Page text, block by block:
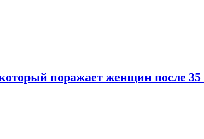
поражает женщин после 35